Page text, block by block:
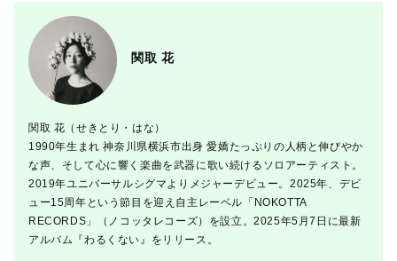
関取 花
関取 花（せきとり・はな）
1990年生まれ 神奈川県横浜市出身 愛嬌たっぷりの人柄と伸びやか
な声、そして心に響く楽曲を武器に歌い続けるソロアーティスト。
2019年ユニバーサルシグマよりメジャーデビュー。2025年、デビ
ュー15周年という節目を迎え自主レーベル「NOKOTTA
RECORDS」（ノコッタレコーズ）を設立。2025年5月7日に最新
アルバム『わるくない』をリリース。